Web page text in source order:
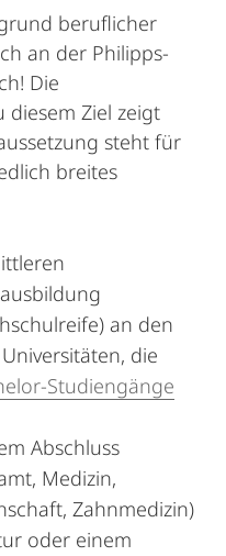
beruflicher
an der Philipps-
Die
diesem Ziel zeigt
steht für
breites
an den
die
Studiengänge
Abschluss
Medizin,
Zahnmedizin)
oder einem